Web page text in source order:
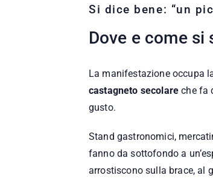
Si dice bene: “un
Dove e come si
La manifestazione occupa
castagneto secolare che fa
gusto.
Stand gastronomici,
fanno da sottofondo a
arrostiscono sulla brace, al